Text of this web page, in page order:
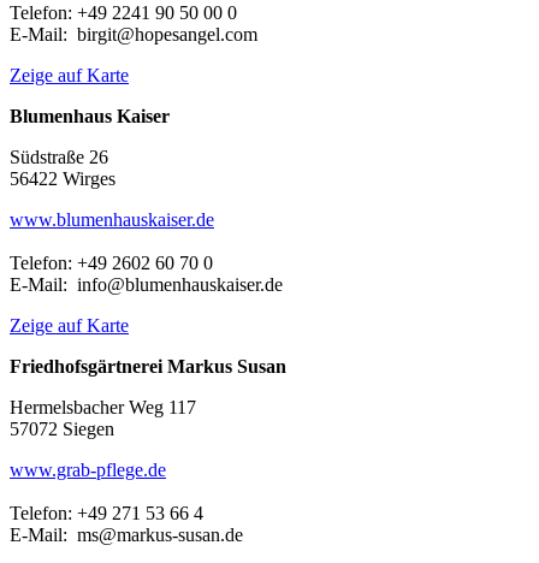
Telefon: +49 2241 90 50 00 0
E-Mail: birgit@hopesangel.com
Zeige auf Karte
Blumenhaus Kaiser
Südstraße 26
56422 Wirges
www.blumenhauskaiser.de
Telefon: +49 2602 60 70 0
E-Mail: info@blumenhauskaiser.de
Zeige auf Karte
Friedhofsgärtnerei Markus Susan
Hermelsbacher Weg 117
57072 Siegen
www.grab-pflege.de
Telefon: +49 271 53 66 4
E-Mail: ms@markus-susan.de